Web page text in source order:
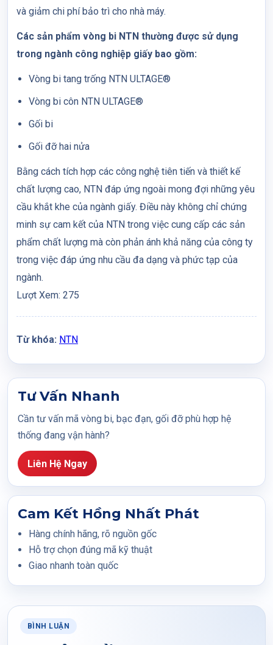
và giảm chi phí bảo trì cho nhà máy.
Các sản phẩm vòng bi NTN thường được sử dụng
trong ngành công nghiệp giấy bao gồm:
Vòng bi tang trống NTN ULTAGE®
Vòng bi côn NTN ULTAGE®
Gối bi
Gối đỡ hai nửa
Bằng cách tích hợp các công nghệ tiên tiến và thiết kế
chất lượng cao, NTN đáp ứng ngoài mong đợi những yêu
cầu khắt khe của ngành giấy. Điều này không chỉ chứng
minh sự cam kết của NTN trong việc cung cấp các sản
phẩm chất lượng mà còn phản ánh khả năng của công ty
trong việc đáp ứng nhu cầu đa dạng và phức tạp của
ngành.
Lượt Xem: 275
Từ khóa: NTN
Tư Vấn Nhanh
Cần tư vấn mã vòng bi, bạc đạn, gối đỡ phù hợp hệ
thống đang vận hành?
Liên Hệ Ngay
Cam Kết Hồng Nhất Phát
Hàng chính hãng, rõ nguồn gốc
Hỗ trợ chọn đúng mã kỹ thuật
Giao nhanh toàn quốc
BÌNH LUẬN